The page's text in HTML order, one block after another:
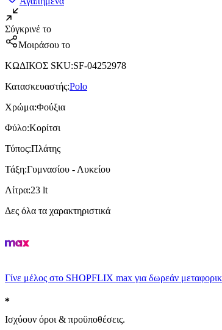
Σύγκρινέ το
Μοιράσου το
ΚΩΔΙΚΟΣ SKU:SF-04252978
Κατασκευαστής:Polo
Χρώμα:Φούξια
Φύλο:Κορίτσι
Τύπος:Πλάτης
Τάξη:Γυμνασίου - Λυκείου
Λίτρα:23 lt
Δες όλα τα χαρακτηριστικά
Γίνε μέλος στο SHOPFLIX max για δωρεάν
Ισχύουν όροι & προϋποθέσεις.